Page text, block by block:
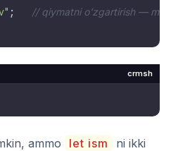
; // qiymatni o'zgartirish —
crmsh
ammo let ism
ni ikki